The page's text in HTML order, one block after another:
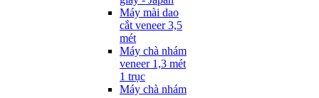
Máy mài dao
cắt veneer 3,5
mét
Máy chà nhám
veneer 1,3 mét
1 trục
Máy chà nhám